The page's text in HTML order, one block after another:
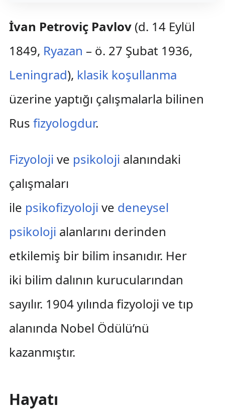
İvan Petroviç Pavlov(d. 14 Eylül
1849, Ryazan – ö. 27 Şubat 1936,
Leningrad), klasik koşullanma
üzerine yaptığı çalışmalarla bilinen
Rus fizyologdur.
Fizyoloji ve psikoloji alanındaki
çalışmaları
ile psikofizyoloji ve deneysel
psikoloji alanlarını derinden
etkilemiş bir bilim insanıdır. Her
iki bilim dalının kurucularından
sayılır. 1904 yılında fizyoloji ve tıp
alanında Nobel Ödülü’nü
kazanmıştır.
Hayatı